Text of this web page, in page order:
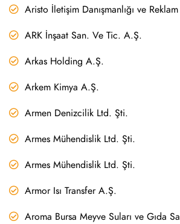
Aristo İletişim Danışmanlığı ve
ARK İnşaat San. Ve Tic. A.Ş.
Arkas Holding A.Ş.
Arkem Kimya A.Ş.
Armen Denizcilik Ltd. Şti.
Armes Mühendislik Ltd. Şti.
Armes Mühendislik Ltd. Şti.
Armor Isı Transfer A.Ş.
Aroma Bursa Meyve Suları ve Gıda